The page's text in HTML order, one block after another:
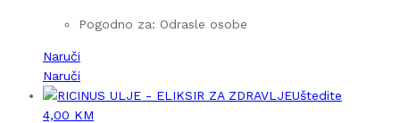
Pogodno za: Odrasle osobe
Naruči
Naruči
Uštedite
4,00 KM